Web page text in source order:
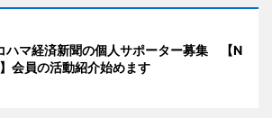
ハマ経済新聞の個人サポーター募集 【N
会員の活動紹介始めます